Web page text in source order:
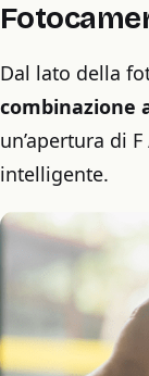
Dal lato della
combinazione
un’apertura di
intelligente.